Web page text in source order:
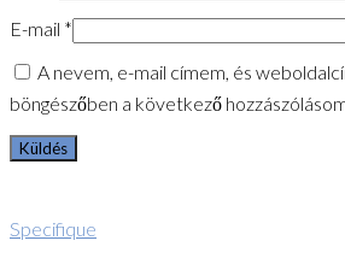
E-mail *
A nevem, e-mail címem, és
böngészőben a következő
Specifique